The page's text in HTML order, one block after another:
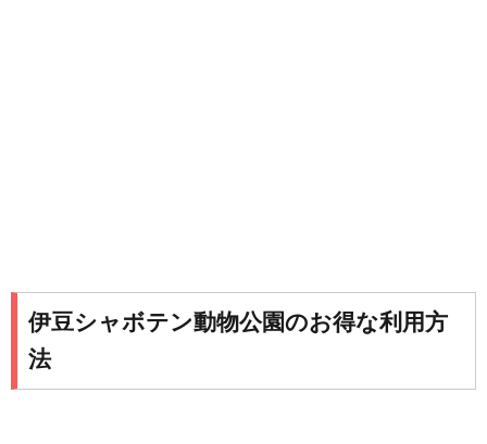
伊豆シャボテン動物公園のお得な利用方
法